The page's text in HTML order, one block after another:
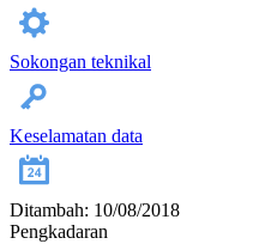
Sokongan teknikal
Keselamatan data
Ditambah: 10/08/2018
Pengkadaran